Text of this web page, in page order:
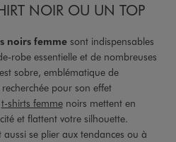
NOIR OU UN TOP
noirs femmesont indispensables
robe essentielle et de nombreuses
sobre, emblématique de
pour son effet
t-shirts femmenoirs mettent en
et flattent votre silhouette.
aussi se plier aux tendances ou à